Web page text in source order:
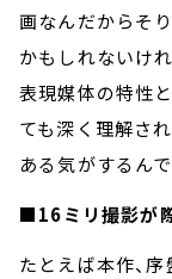
画なんだからそ
かもしれないけ
表現媒体の特性
ても深く理解さ
ある気がするんで
■16ミリ撮影が
たとえば本作、